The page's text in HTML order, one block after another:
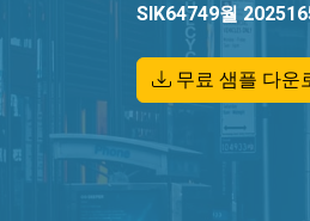
SIK64749월 2025
무료 샘플 다운